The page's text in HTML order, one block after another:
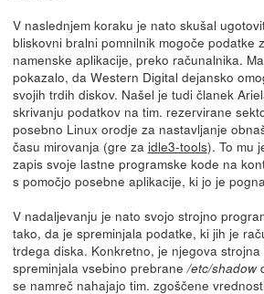
V naslednjem koraku je nato skušal
bliskovni bralni pomnilnik mogoče podatke
namenske aplikacije, preko računalnika.
pokazalo, da Western Digital dejansko
svojih trdih diskov. Našel je tudi članek
skrivanju podatkov na tim. rezervirane
posebno Linux orodje za nastavljanje
času mirovanja (gre za idle3-tools). To mu
zapis svoje lastne programske kode na
s pomočjo posebne aplikacije, ki jo je
V nadaljevanju je nato svojo strojno
tako, da je spreminjala podatke, ki jih je
trdega diska. Konkretno, je njegova
spreminjala vsebino prebrane /etc/shadow
se namreč nahajajo tim. zgoščene